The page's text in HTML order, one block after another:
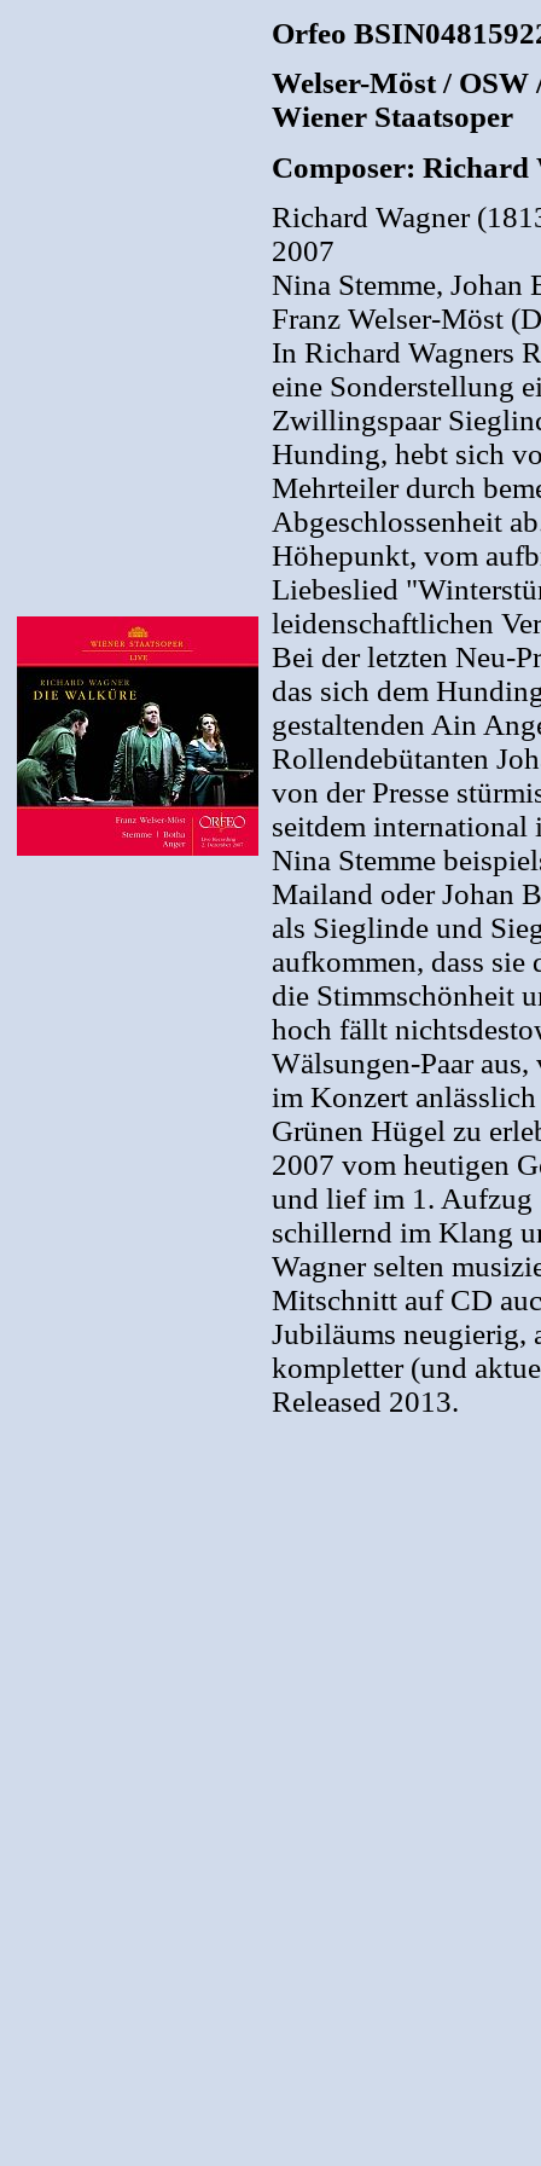
Orfeo
Welser-Möst /
Wiener Staatsoper
Composer: Richard
Richard Wagner
2007
Nina Stemme, Johan
Franz Welser-Möst
In Richard Wagners
eine Sonderstellung
Zwillingspaar
Hunding, hebt sich
Mehrteiler durch
Abgeschlossenheit
Höhepunkt, vom
Liebeslied
leidenschaftlichen
Bei der letzten Neu-
das sich dem
gestaltenden Ain
Rollendebütanten
von der Presse
seitdem international
Nina Stemme
Mailand oder Johan
als Sieglinde und
aufkommen, dass sie
die Stimmschönheit
hoch fällt
Wälsungen-Paar
im Konzert
Grünen Hügel zu
2007 vom heutigen
und lief im 1. Aufzug
schillernd im Klang
Wagner selten
Mitschnitt auf CD
Jubiläums neugierig,
kompletter (und
Released 2013.